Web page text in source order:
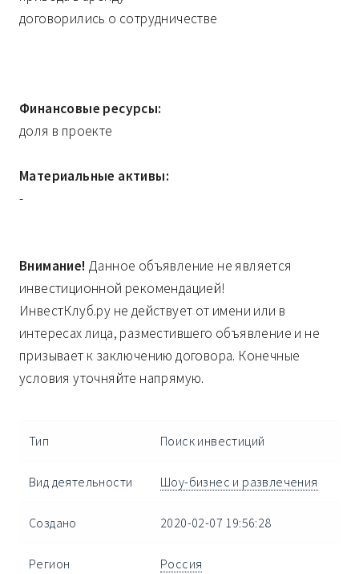
договорились о сотрудничестве
Финансовые ресурсы:
доля в проекте
Материальные активы:
-
Внимание! Данное объявление не является
инвестиционной рекомендацией!
ИнвестКлуб.ру не действует от имени или в
интересах лица, разместившего объявление и не
призывает к заключению договора. Конечные
условия уточняйте напрямую.
Тип Поиск инвестиций
Вид деятельности Шоу-бизнес и развлечения
Создано 2020-02-07 19:56:28
Регион Россия